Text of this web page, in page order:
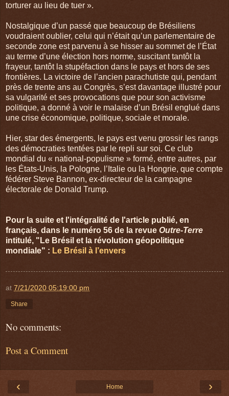
torturer au lieu de tuer ».
Nostalgique d’un passé que beaucoup de Brésiliens
voudraient oublier, celui qui n’était qu’un parlementaire de
seconde zone est parvenu à se hisser au sommet de l’État
au terme d’une élection hors norme, suscitant tantôt la
frayeur, tantôt la stupéfaction dans le pays et hors de ses
frontières. La victoire de l’ancien parachutiste qui, pendant
près de trente ans au Congrès, s’est davantage illustré pour
sa vulgarité et ses provocations que pour son activisme
politique, a donné à voir le malaise d’un Brésil englué dans
une crise économique, politique, sociale et morale.
Hier, star des émergents, le pays est venu grossir les rangs
des démocraties tentées par le repli sur soi. Ce club
mondial du « national-populisme » formé, entre autres, par
les États-Unis, la Pologne, l’Italie ou la Hongrie, que compte
fédérer Steve Bannon, ex-directeur de la campagne
électorale de Donald Trump.
Pour la suite et l'intégralité de l'article publié, en
français, dans le numéro 56 de la revue Outre-Terre
intitulé, "Le Brésil et la révolution géopolitique
mondiale" : Le Brésil à l’envers
at 7/21/2020 05:19:00 pm
Share
No comments:
Post a Comment
‹ ›
Home